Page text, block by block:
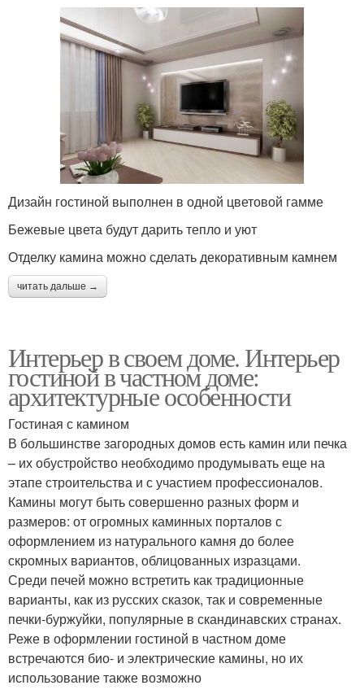
Дизайн гостиной выполнен в одной цветовой гамме
Бежевые цвета будут дарить тепло и уют
Отделку камина можно сделать декоративным камнем
читать дальше →
Интерьер в своем доме. Интерьер
гостиной в частном доме:
архитектурные особенности
Гостиная с камином
В большинстве загородных домов есть камин или печка
– их обустройство необходимо продумывать еще на
этапе строительства и с участием профессионалов.
Камины могут быть совершенно разных форм и
размеров: от огромных каминных порталов с
оформлением из натурального камня до более
скромных вариантов, облицованных изразцами.
Среди печей можно встретить как традиционные
варианты, как из русских сказок, так и современные
печки-буржуйки, популярные в скандинавских странах.
Реже в оформлении гостиной в частном доме
встречаются био- и электрические камины, но их
использование также возможно